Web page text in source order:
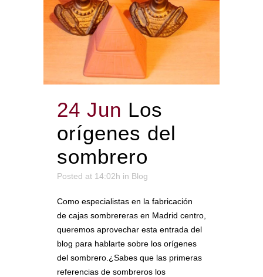
24 Jun Los
orígenes del
sombrero
Posted at 14:02h in Blog
Como especialistas en la fabricación
de cajas sombrereras en Madrid centro,
queremos aprovechar esta entrada del
blog para hablarte sobre los orígenes
del sombrero.¿Sabes que las primeras
referencias de sombreros los